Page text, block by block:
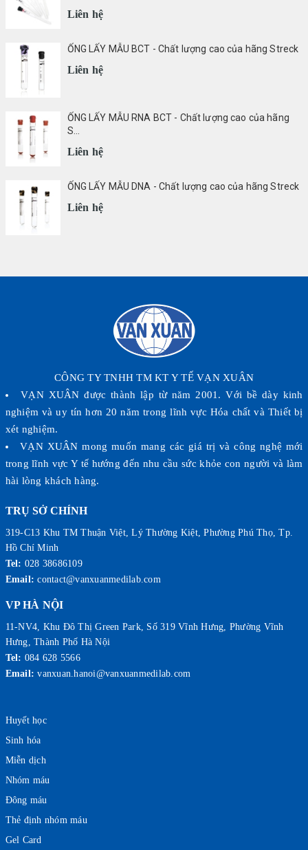
Liên hệ
ỐNG LẤY MẪU BCT - Chất lượng cao của hãng Streck
Liên hệ
ỐNG LẤY MẪU RNA BCT - Chất lượng cao của hãng
S...
Liên hệ
ỐNG LẤY MẪU DNA - Chất lượng cao của hãng Streck
Liên hệ
CÔNG TY TNHH TM KT Y TẾ VẠN XUÂN
VẠN XUÂN được thành lập từ năm 2001. Với bề dày kinh
nghiệm và uy tín hơn 20 năm trong lĩnh vực Hóa chất và Thiết bị
xét nghiệm.
VẠN XUÂN mong muốn mang các giá trị và công nghệ mới
trong lĩnh vực Y tế hướng đến nhu cầu sức khỏe con người và làm
hài lòng khách hàng.
TRỤ SỞ CHÍNH
319-C13 Khu TM Thuận Việt, Lý Thường Kiệt, Phường Phú Thọ, Tp.
Hồ Chí Minh
Tel: 028 38686109
Email: contact@vanxuanmedilab.com
VP HÀ NỘI
11-NV4, Khu Đô Thị Green Park, Số 319 Vĩnh Hưng, Phường Vĩnh
Hưng, Thành Phố Hà Nội
Tel: 084 628 5566
Email: vanxuan.hanoi@vanxuanmedilab.com
Huyết học
Sinh hóa
Miễn dịch
Nhóm máu
Đông máu
Thẻ định nhóm máu
Gel Card